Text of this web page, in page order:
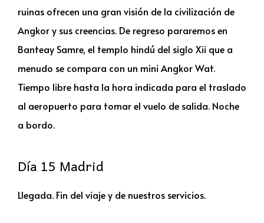
ruinas ofrecen una gran visión de la civilización de
Angkor y sus creencias. De regreso pararemos en
Banteay Samre, el templo hindú del siglo Xii que a
menudo se compara con un mini Angkor Wat.
Tiempo libre hasta la hora indicada para el traslado
al aeropuerto para tomar el vuelo de salida. Noche
a bordo.
Día 15 Madrid
Llegada. Fin del viaje y de nuestros servicios.